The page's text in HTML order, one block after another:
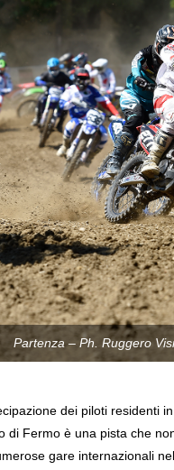
Partenza – Ph. Ruggero
dei piloti residenti
di Fermo è una pista che
gare internazionali